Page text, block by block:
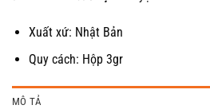
Xuất xứ: Nhật Bản
Quy cách: Hộp 3gr
MÔ TẢ